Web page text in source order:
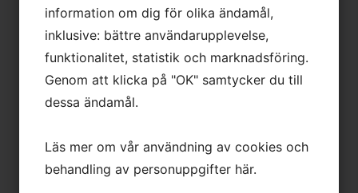
Kontakt
Telefon: 08-511 744 40
E-post:info@nara.nu
information om dig för olika ändamål,
inklusive: bättre användarupplevelse,
funktionalitet, statistik och marknadsföring.
Genom att klicka på "OK" samtycker du till
dessa ändamål.
Läs mer om vår användning av cookies och
behandling av personuppgifter här.